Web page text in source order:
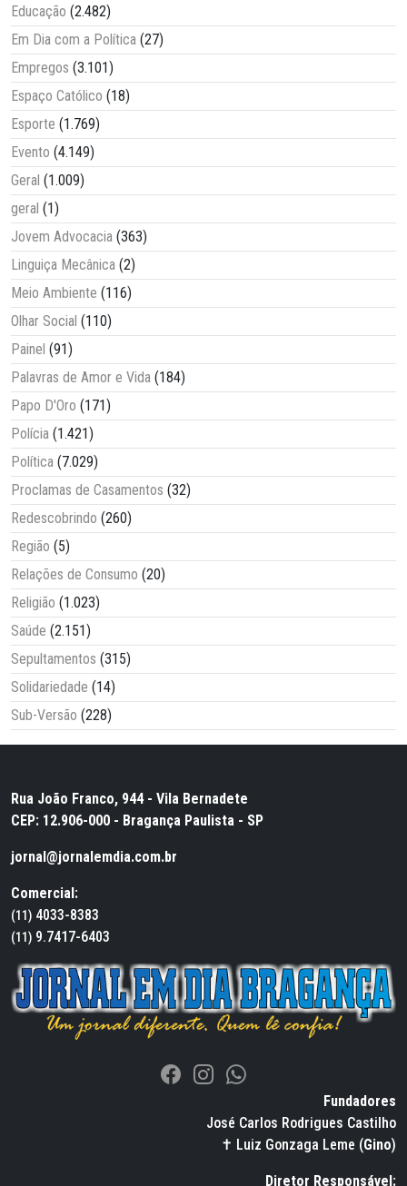
Educação (2.482)
Em Dia com a Política (27)
Empregos (3.101)
Espaço Católico (18)
Esporte (1.769)
Evento (4.149)
Geral (1.009)
geral (1)
Jovem Advocacia (363)
Linguiça Mecânica (2)
Meio Ambiente (116)
Olhar Social (110)
Painel (91)
Palavras de Amor e Vida (184)
Papo D'Oro (171)
Polícia (1.421)
Política (7.029)
Proclamas de Casamentos (32)
Redescobrindo (260)
Região (5)
Relações de Consumo (20)
Religião (1.023)
Saúde (2.151)
Sepultamentos (315)
Solidariedade (14)
Sub-Versão (228)
Rua João Franco, 944 - Vila Bernadete
CEP: 12.906-000 - Bragança Paulista - SP
jornal@jornalemdia.com.br
Comercial:
(11) 4033-8383
(11) 9.7417-6403
Fundadores
José Carlos Rodrigues Castilho
✝ Luiz Gonzaga Leme (Gino)
Diretor Responsável: